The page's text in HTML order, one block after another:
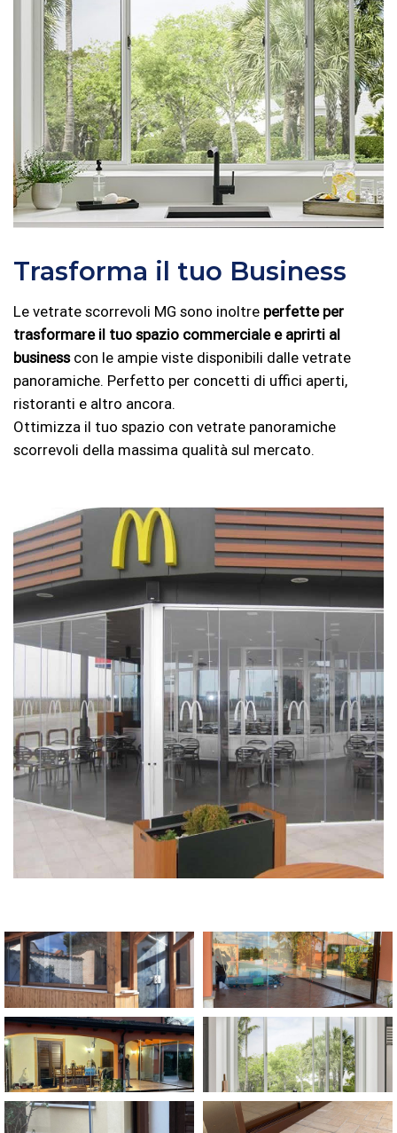
Trasforma il tuo Business
Le vetrate scorrevoli MG sono inoltre perfette per
trasformare il tuo spazio commerciale e aprirti al
businesscon le ampie viste disponibili dalle vetrate
panoramiche. Perfetto per concetti di uffici aperti,
ristoranti e altro ancora.
Ottimizza il tuo spazio con vetrate panoramiche
scorrevoli della massima qualità sul mercato.